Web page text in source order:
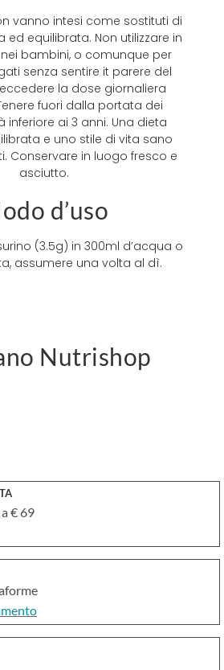
vanno intesi come sostituti di
ed equilibrata. Non utilizzare in
bambini, o comunque per
senza sentire it parere del
la dose giornaliera
fuori dalla portata dei
inferiore ai 3 anni. Una dieta
e uno stile di vita sano
Conservare in luogo fresco e
asciutto.
d’uso
(3.5g) in 300ml d’acqua o
assumere una volta al dì.
Nutrishop
€ 69